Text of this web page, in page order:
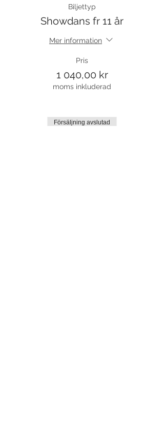
Biljettyp
Showdans fr 11 år
Mer information
Pris
1 040,00 kr
moms inkluderad
Försäljning avslutad